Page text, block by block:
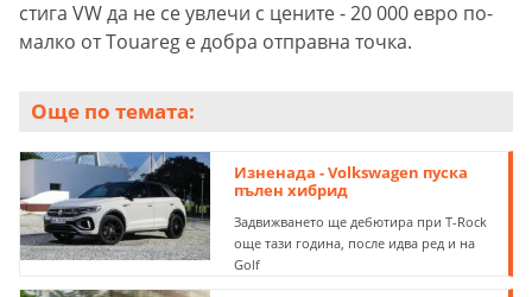
стига VW да не се увлечи с цените - 20 000 евро по-
малко от Touareg е добра отправна точка.
Още по темата:
Изненада - Volkswagen пуска
пълен хибрид
Задвижването ще дебютира при T-Rock
още тази година, после идва ред и на
Golf